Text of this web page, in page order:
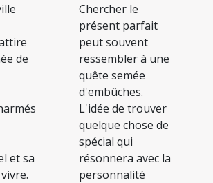
de
et sa
Chercher le
présent parfait
peut souvent
ressembler à une
quête semée
d'embûches.
L'idée de trouver
quelque chose de
spécial qui
résonnera avec la
personnalité